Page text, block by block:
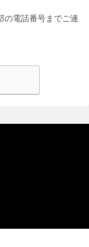
の電話番号までご連